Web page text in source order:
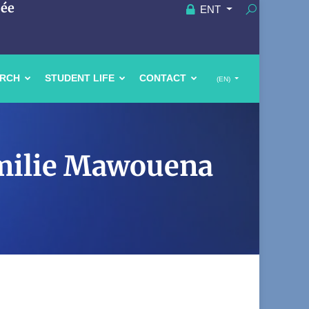
ENT
(EN)
STUDENT LIFE CONTACT
Mawouena